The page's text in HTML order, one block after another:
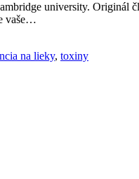
university.
vaše…
na lieky, toxiny